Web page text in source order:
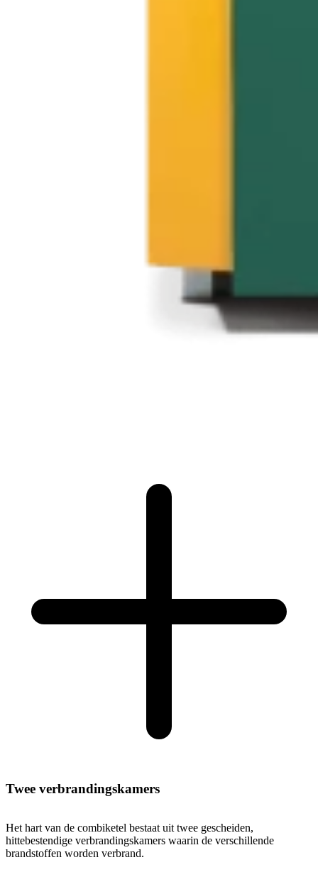
Twee verbrandingskamers
Het hart van de combiketel bestaat uit twee gescheiden,
hittebestendige verbrandingskamers waarin de verschillende
brandstoffen worden verbrand.